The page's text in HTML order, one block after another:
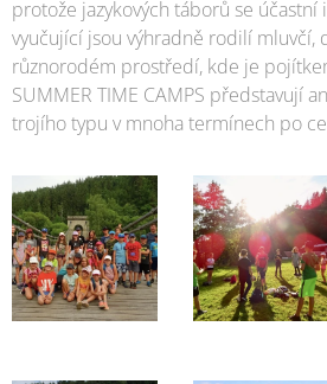
protože jazykových táborů se účastní
vyučující jsou výhradně rodilí mluvčí,
různorodém prostředí, kde je
SUMMER TIME CAMPS představují
trojího typu v mnoha termínech po